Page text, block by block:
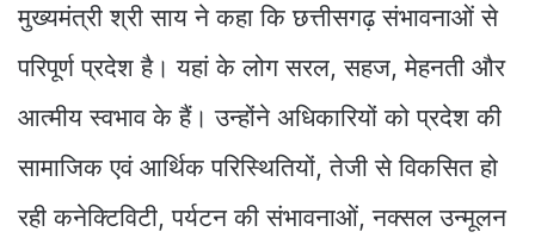
मुख्यमंत्री श्री साय ने कहा कि छत्तीसगढ़ संभावनाओं से
परिपूर्ण प्रदेश है। यहां के लोग सरल, सहज, मेहनती और
आत्मीय स्वभाव के हैं। उन्होंने अधिकारियों को प्रदेश की
सामाजिक एवं आर्थिक परिस्थितियों, तेजी से विकसित हो
रही कनेक्टिविटी, पर्यटन की संभावनाओं, नक्सल उन्मूलन